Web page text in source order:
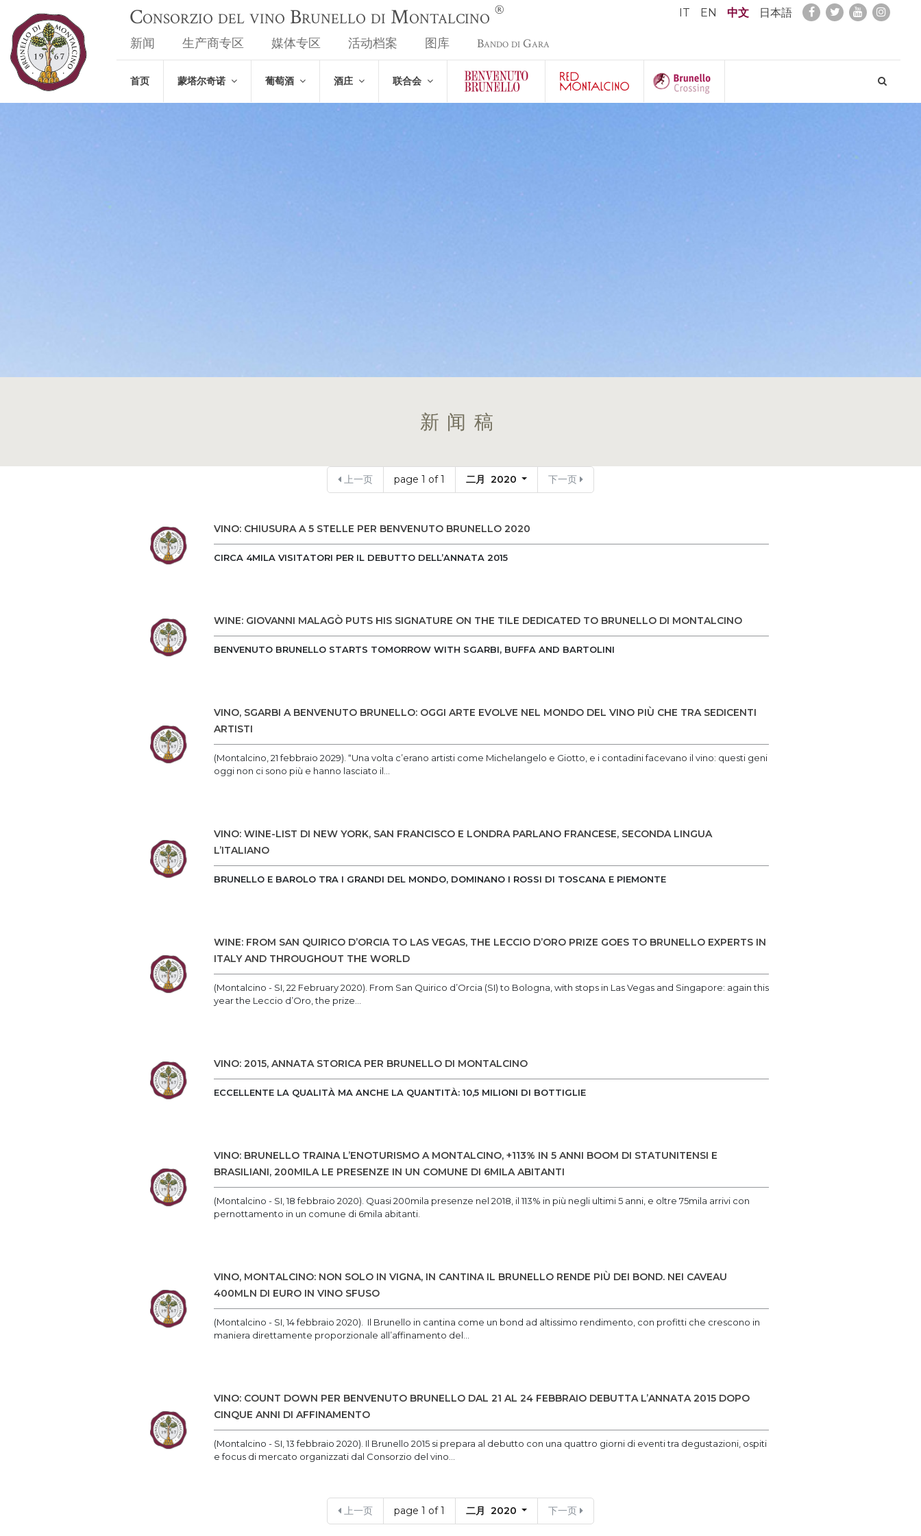
Consorzio del vino Brunello di Montalcino ® IT EN 中文 日本語
新闻 生产商专区 媒体专区 活动档案 图库 Bando di Gara
首页 蒙塔尔奇诺 葡萄酒 酒庄 联合会
新闻稿
上一页 page 1 of 1 二月 2020 下一页
VINO: CHIUSURA A 5 STELLE PER BENVENUTO BRUNELLO 2020
CIRCA 4MILA VISITATORI PER IL DEBUTTO DELL’ANNATA 2015
WINE: GIOVANNI MALAGÒ PUTS HIS SIGNATURE ON THE TILE DEDICATED TO BRUNELLO DI MONTALCINO
BENVENUTO BRUNELLO STARTS TOMORROW WITH SGARBI, BUFFA AND BARTOLINI
VINO, SGARBI A BENVENUTO BRUNELLO: OGGI ARTE EVOLVE NEL MONDO DEL VINO PIÙ CHE TRA SEDICENTI
ARTISTI
(Montalcino, 21 febbraio 2029). “Una volta c’erano artisti come Michelangelo e Giotto, e i contadini facevano il vino: questi geni
oggi non ci sono più e hanno lasciato il...
VINO: WINE-LIST DI NEW YORK, SAN FRANCISCO E LONDRA PARLANO FRANCESE, SECONDA LINGUA
L’ITALIANO
BRUNELLO E BAROLO TRA I GRANDI DEL MONDO, DOMINANO I ROSSI DI TOSCANA E PIEMONTE
WINE: FROM SAN QUIRICO D’ORCIA TO LAS VEGAS, THE LECCIO D’ORO PRIZE GOES TO BRUNELLO EXPERTS IN
ITALY AND THROUGHOUT THE WORLD
(Montalcino - SI, 22 February 2020). From San Quirico d’Orcia (SI) to Bologna, with stops in Las Vegas and Singapore: again this
year the Leccio d’Oro, the prize...
VINO: 2015, ANNATA STORICA PER BRUNELLO DI MONTALCINO
ECCELLENTE LA QUALITÀ MA ANCHE LA QUANTITÀ: 10,5 MILIONI DI BOTTIGLIE
VINO: BRUNELLO TRAINA L’ENOTURISMO A MONTALCINO, +113% IN 5 ANNI BOOM DI STATUNITENSI E
BRASILIANI, 200MILA LE PRESENZE IN UN COMUNE DI 6MILA ABITANTI
(Montalcino - SI, 18 febbraio 2020). Quasi 200mila presenze nel 2018, il 113% in più negli ultimi 5 anni, e oltre 75mila arrivi con
pernottamento in un comune di 6mila abitanti.
VINO, MONTALCINO: NON SOLO IN VIGNA, IN CANTINA IL BRUNELLO RENDE PIÙ DEI BOND. NEI CAVEAU
400MLN DI EURO IN VINO SFUSO
(Montalcino - SI, 14 febbraio 2020). Il Brunello in cantina come un bond ad altissimo rendimento, con profitti che crescono in
maniera direttamente proporzionale all’affinamento del...
VINO: COUNT DOWN PER BENVENUTO BRUNELLO DAL 21 AL 24 FEBBRAIO DEBUTTA L’ANNATA 2015 DOPO
CINQUE ANNI DI AFFINAMENTO
(Montalcino - SI, 13 febbraio 2020). Il Brunello 2015 si prepara al debutto con una quattro giorni di eventi tra degustazioni, ospiti
e focus di mercato organizzati dal Consorzio del vino...
上一页 page 1 of 1 二月 2020 下一页